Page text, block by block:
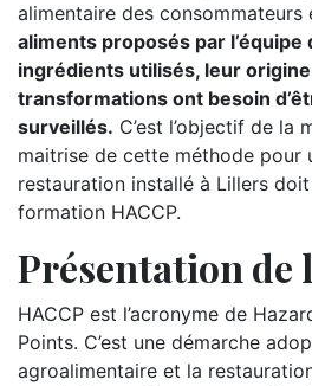
alimentaire des consommateurs
aliments proposés par
ingrédients utilisés, leur
transformations ont besoin
surveillés. C’est l’objectif de la
maitrise de cette méthode pour
restauration installé à Lillers
formation HACCP.
Présentation de
HACCP est l’acronyme de
Points. C’est une démarche
agroalimentaire et la